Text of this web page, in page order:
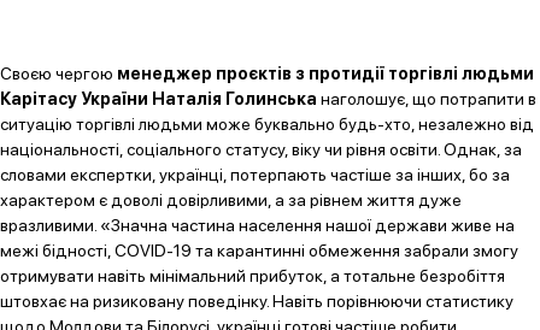
Своєю чергою менеджер проєктів з протидії торгівлі людьми
Карітасу України Наталія Голинська наголошує, що потрапити в
ситуацію торгівлі людьми може буквально будь-хто, незалежно від
національності, соціального статусу, віку чи рівня освіти. Однак, за
словами експертки, українці, потерпають частіше за інших, бо за
характером є доволі довірливими, а за рівнем життя дуже
вразливими. «Значна частина населення нашої держави живе на
межі бідності, COVID-19 та карантинні обмеження забрали змогу
отримувати навіть мінімальний прибуток, а тотальне безробіття
штовхає на ризиковану поведінку. Навіть порівнюючи статистику